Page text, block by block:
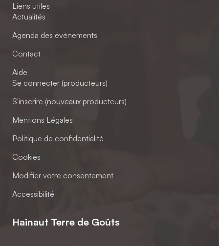
Liens utiles
Actualités
Agenda des événements
Contact
Aide
Se connecter (producteurs)
S'inscrire (nouveaux producteurs)
Mentions Légales
Politique de confidentialité
Cookies
Modifier votre consentement
Accessibilité
Hainaut Terre de Goûts